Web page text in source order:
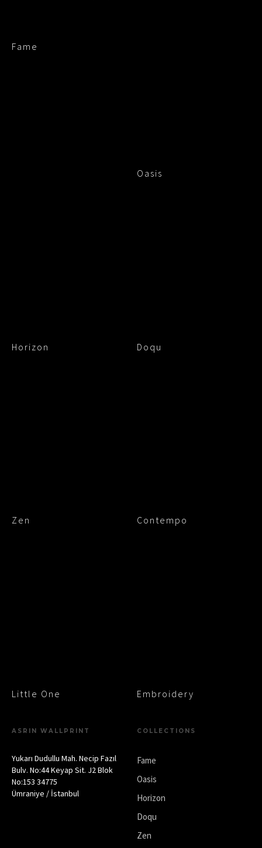
Fame
Oasis
Horizon Doqu
Zen Contempo
Little One Embroidery
ASRIN WALLPRINT
Yukarı Dudullu Mah. Necip Fazıl
Bulv. No:44 Keyap Sit. J2 Blok
No:153 34775
Ümraniye / İstanbul
COLLECTIONS
Fame
Oasis
Horizon
Doqu
Zen